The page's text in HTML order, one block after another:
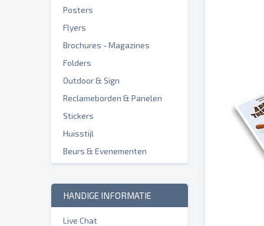
Posters
Flyers
Brochures - Magazines
Folders
Outdoor & Sign
Reclameborden & Panelen
Stickers
Huisstijl
Beurs & Evenementen
HANDIGE INFORMATIE
Live Chat